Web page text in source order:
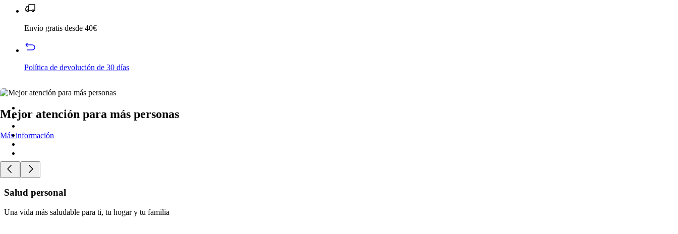
Envío gratis desde 40€
Política de devolución de 30 días
Mejor atención para más personas
Más información
Salud personal
Una vida más saludable para ti, tu hogar y tu familia